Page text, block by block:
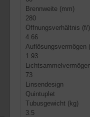
Brennweite (mm)
280
Öffnungsverhältnis (f/)
4.66
Auflösungsvermögen
1.93
73
Linsendesign
Quintuplet
Tubusgewicht (kg)
3.5